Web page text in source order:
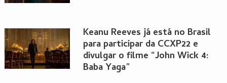
Keanu Reeves já está no Brasil
para participar da CCXP22 e
divulgar o filme “John Wick 4:
Baba Yaga”